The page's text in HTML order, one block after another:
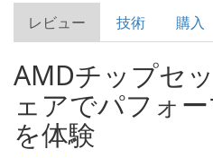
レビュー 技術 購入
AMDチップセ
ェアでパフォ
を体験